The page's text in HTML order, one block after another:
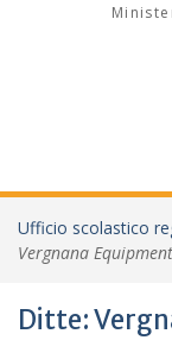
Ufficio scolastico
Vergnana
Ditte: